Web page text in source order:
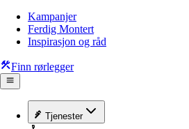
Kampanjer
Ferdig Montert
Inspirasjon og råd
Finn rørlegger
Tjenester